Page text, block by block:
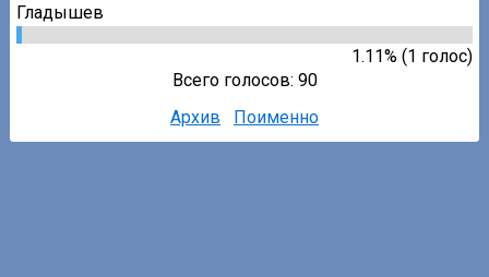
Гладышев
1.11% (1 голос)
Всего голосов: 90
Архив
Поименно